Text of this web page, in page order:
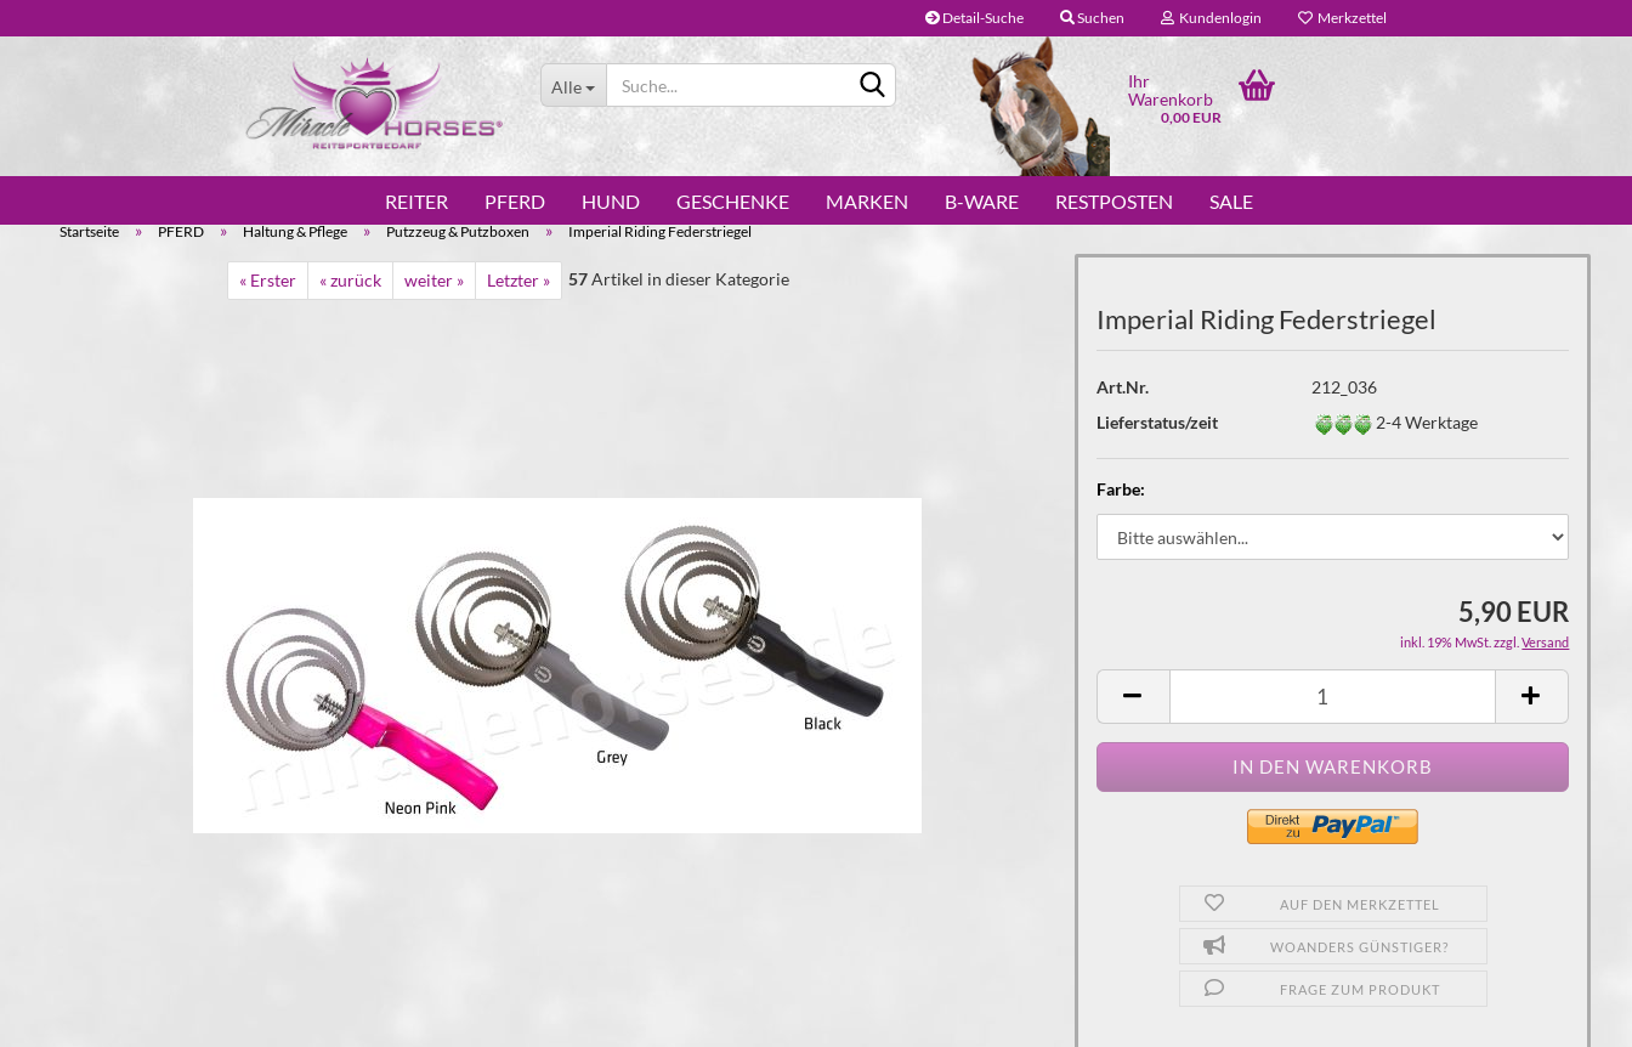
Detail-Suche Suchen Kundenlogin Merkzettel
Alle
Ihr
Warenkorb
0,00 EUR
REITER PFERD HUND GESCHENKE MARKEN B-WARE RESTPOSTEN SALE
Startseite » PFERD » Haltung & Pflege » Putzzeug & Putzboxen » Imperial Riding Federstriegel
« Erster « zurück weiter » Letzter » 57Artikel in dieser Kategorie
Imperial Riding Federstriegel
Art.Nr.
212_036
Lieferstatus/zeit
2-4 Werktage
Farbe:
5,90 EUR
inkl. 19% MwSt. zzgl.Versand
AUF DEN MERKZETTEL
WOANDERS GÜNSTIGER?
FRAGE ZUM PRODUKT